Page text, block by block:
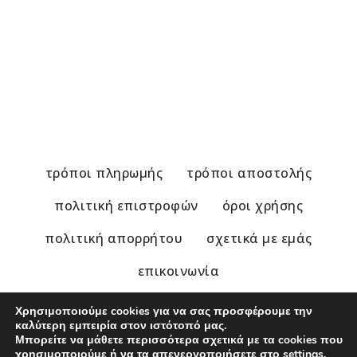
τρόποι πληρωμής
τρόποι αποστολής
πολιτική επιστροφών
όροι χρήσης
πολιτική απορρήτου
σχετικά με εμάς
επικοινωνία
© 2020 - 2025 Nu Modern Greek
Χρησιμοποιούμε cookies για να σας προσφέρουμε την
καλύτερη εμπειρία στον ιστότοπό μας.
Μπορείτε να μάθετε περισσότερα σχετικά με τα cookies που